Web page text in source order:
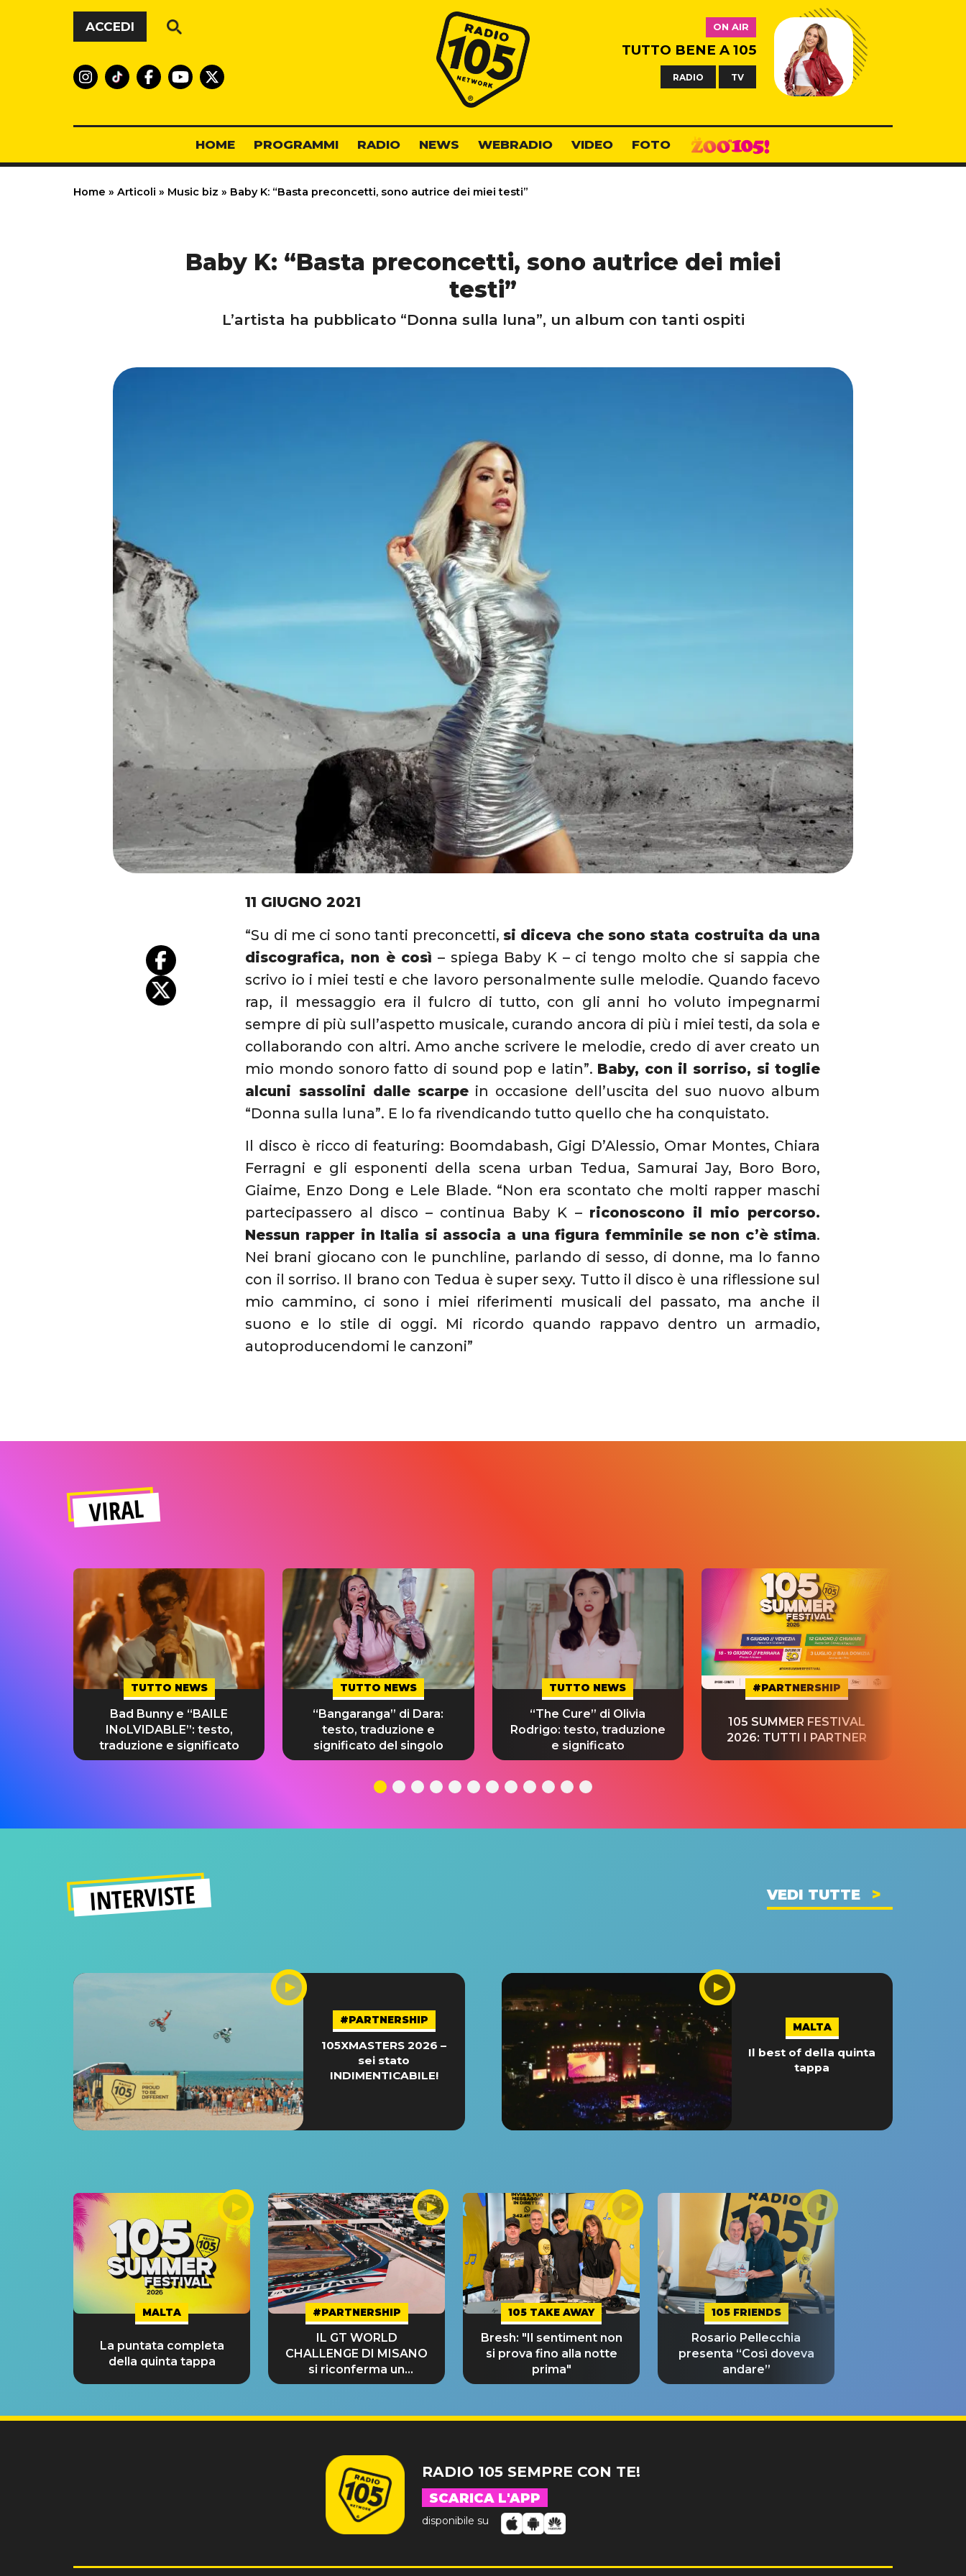
Vai al contenuto
ACCEDI
Radio 105
ON AIR
TUTTO BENE A 105
RADIO TV
HOME PROGRAMMI RADIO NEWS WEBRADIO VIDEO FOTO
Home » Articoli » Music biz » Baby K: “Basta preconcetti, sono autrice dei miei testi”
Baby K: “Basta preconcetti, sono autrice dei miei
testi”
L’artista ha pubblicato “Donna sulla luna”, un album con tanti ospiti
11 GIUGNO 2021
“Su di me ci sono tanti preconcetti, si diceva che sono stata costruita da una
discografica, non è così – spiega Baby K – ci tengo molto che si sappia che
scrivo io i miei testi e che lavoro personalmente sulle melodie. Quando facevo
rap, il messaggio era il fulcro di tutto, con gli anni ho voluto impegnarmi
sempre di più sull’aspetto musicale, curando ancora di più i miei testi, da sola e
collaborando con altri. Amo anche scrivere le melodie, credo di aver creato un
mio mondo sonoro fatto di sound pop e latin”. Baby, con il sorriso, si toglie
alcuni sassolini dalle scarpein occasione dell’uscita del suo nuovo album
“Donna sulla luna”. E lo fa rivendicando tutto quello che ha conquistato.
Il disco è ricco di featuring: Boomdabash, Gigi D’Alessio, Omar Montes, Chiara
Ferragni e gli esponenti della scena urban Tedua, Samurai Jay, Boro Boro,
Giaime, Enzo Dong e Lele Blade. “Non era scontato che molti rapper maschi
partecipassero al disco – continua Baby K – riconoscono il mio percorso.
Nessun rapper in Italia si associa a una figura femminile se non c’è stima.
Nei brani giocano con le punchline, parlando di sesso, di donne, ma lo fanno
con il sorriso. Il brano con Tedua è super sexy. Tutto il disco è una riflessione sul
mio cammino, ci sono i miei riferimenti musicali del passato, ma anche il
suono e lo stile di oggi. Mi ricordo quando rappavo dentro un armadio,
autoproducendomi le canzoni”
VIRAL
TUTTO NEWS
Bad Bunny e “BAILE
INoLVIDABLE”: testo,
traduzione e significato
TUTTO NEWS
“Bangaranga” di Dara:
testo, traduzione e
significato del singolo
TUTTO NEWS
“The Cure” di Olivia
Rodrigo: testo, traduzione
e significato
#PARTNERSHIP
105 SUMMER FESTIVAL
2026: TUTTI I PARTNER
INTERVISTE VEDI TUTTE
#PARTNERSHIP
105XMASTERS 2026 –
sei stato
INDIMENTICABILE!
MALTA
Il best of della quinta
tappa
MALTA
La puntata completa
della quinta tappa
#PARTNERSHIP
IL GT WORLD
CHALLENGE DI MISANO
si riconferma un
GRANDE SUCCESSO!
105 TAKE AWAY
Bresh: "Il sentiment non
si prova fino alla notte
prima"
105 FRIENDS
Rosario Pellecchia
presenta “Così doveva
andare”
RADIO 105 SEMPRE CON TE!
SCARICA L'APP
disponibile su